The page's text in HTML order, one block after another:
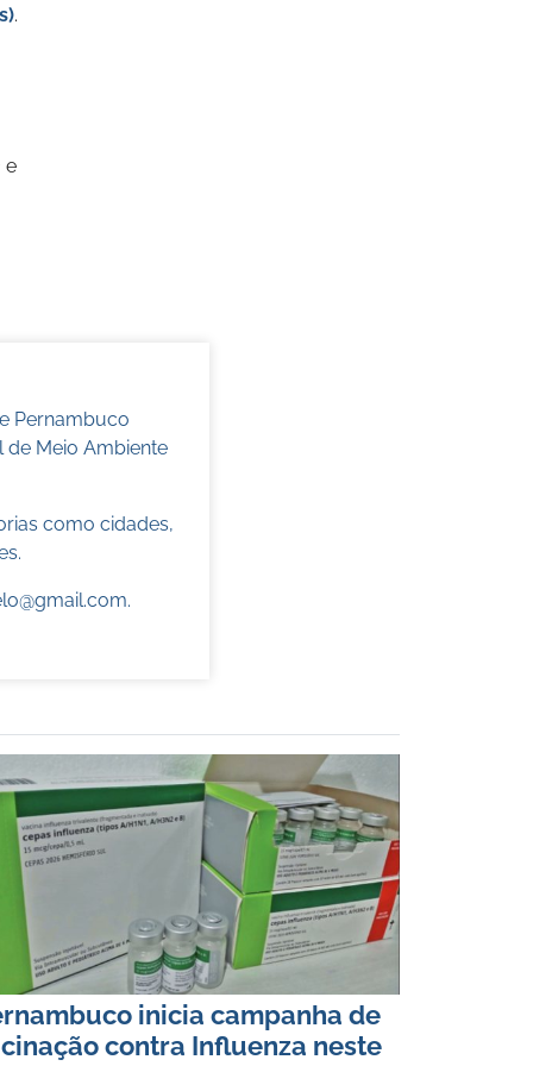
.
e
Pernambuco
de Meio Ambiente
como cidades,
.
inicia campanha de
contra Influenza neste